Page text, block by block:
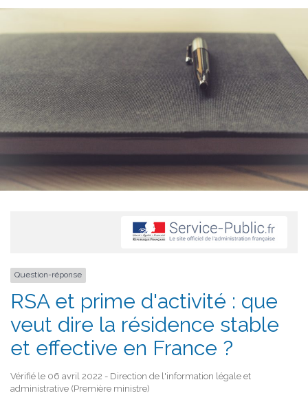
Question-réponse
RSA et prime d'activité : que
veut dire la résidence stable
et effective en France ?
Vérifié le 06 avril 2022 - Direction de l'information légale et
administrative (Première ministre)